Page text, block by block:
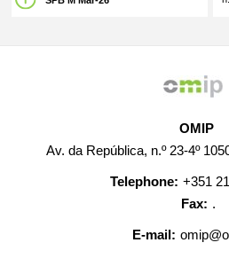
OMIP
Av. da República, n.º 23-4º
Telephone: +351
Fax: .
E-mail: